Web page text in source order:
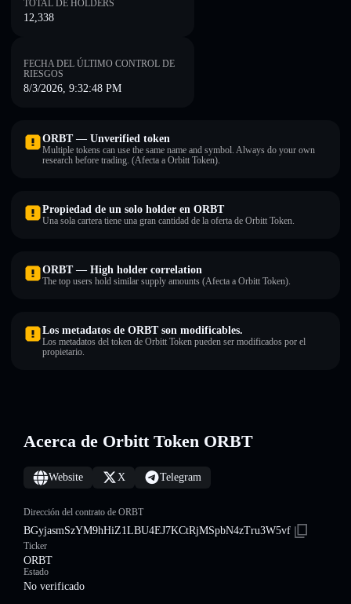
TOTAL DE HOLDERS
12,338
FECHA DEL ÚLTIMO CONTROL DE
RIESGOS
8/3/2026, 9:32:48 PM
ORBT — Unverified token
Multiple tokens can use the same name and symbol. Always do your own
research before trading. (Afecta a Orbitt Token).
Propiedad de un solo holder en ORBT
Una sola cartera tiene una gran cantidad de la oferta de Orbitt Token.
ORBT — High holder correlation
The top users hold similar supply amounts (Afecta a Orbitt Token).
Los metadatos de ORBT son modificables.
Los metadatos del token de Orbitt Token pueden ser modificados por el
propietario.
Acerca de Orbitt Token ORBT
Website X Telegram
Dirección del contrato de ORBT
BGyjasmSzYM9hHiZ1LBU4EJ7KCtRjMSpbN4zTru3W5vf
Ticker
ORBT
Estado
No verificado